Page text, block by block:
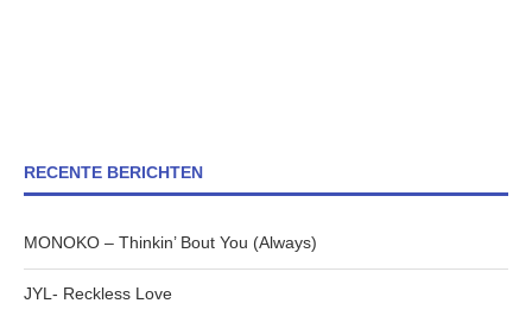
RECENTE BERICHTEN
MONOKO – Thinkin’ Bout You (Always)
JYL- Reckless Love